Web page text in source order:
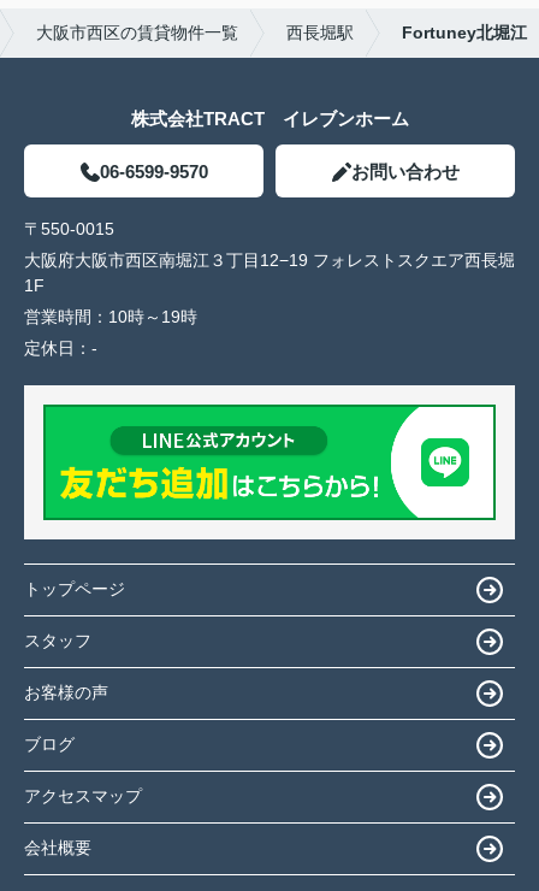
大阪市西区の賃貸物件一覧 西長堀駅 Fortuney北堀江
株式会社TRACT イレブンホーム
06-6599-9570 お問い合わせ
〒550-0015
大阪府大阪市西区南堀江３丁目12−19 フォレストスクエア西長堀
1F
営業時間： 10時～19時
定休日： -
トップページ
スタッフ
お客様の声
ブログ
アクセスマップ
会社概要